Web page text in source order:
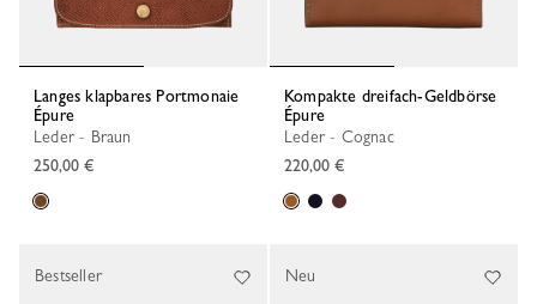
Langes klapbares Portmonaie
Épure
Leder - Braun
250,00 €
Kompakte dreifach-Geldbörse
Épure
Leder - Cognac
220,00 €
Bestseller Neu